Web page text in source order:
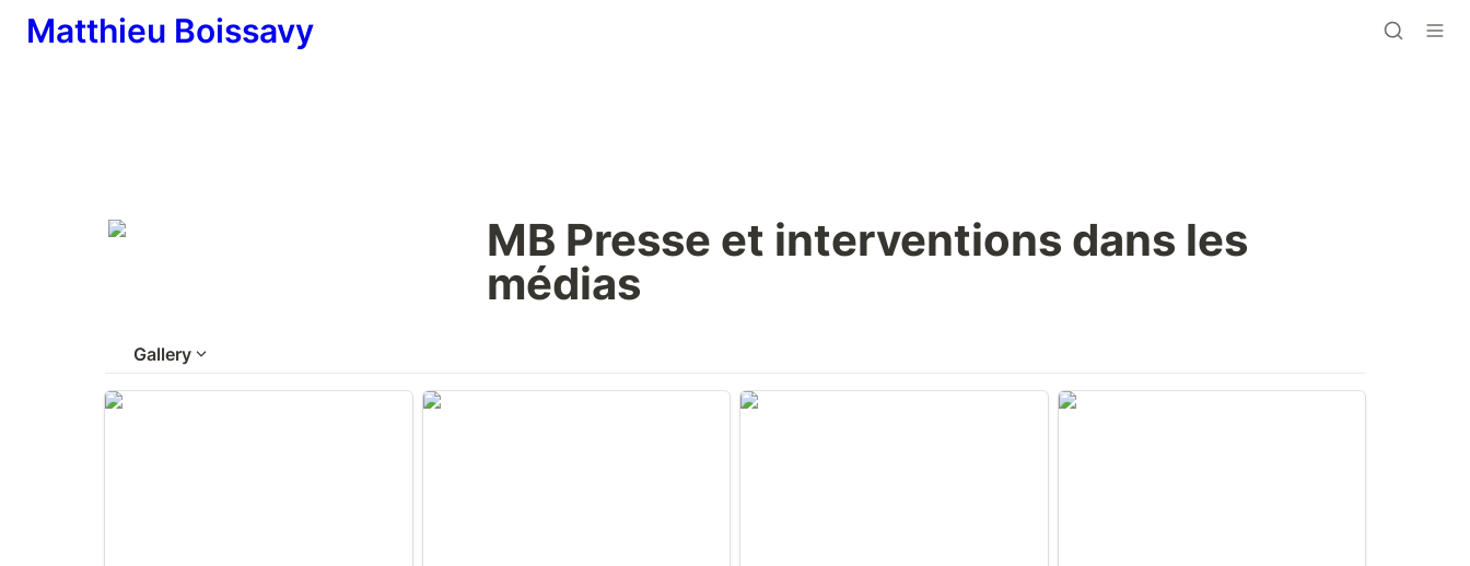
Matthieu Boissavy
MB Presse et interventions dans les
médias
Gallery
Paris : piégé par des policiers, un
Papyrus, morceaux de cercueil…
Trafic d’antiquités au Louvre Abu
Restitution de biens culturels